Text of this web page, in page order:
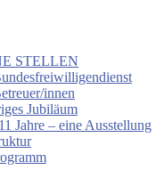
STELLEN
innen
Jubiläum
Jahre – eine Ausstellung